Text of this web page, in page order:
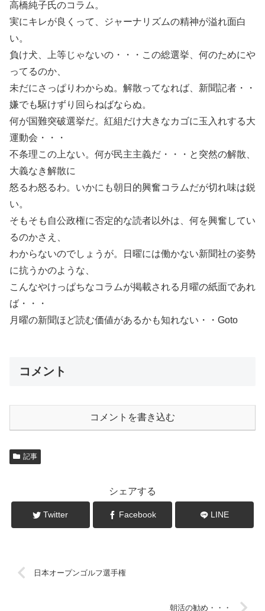
高橋純子氏のコラム。
実にキレが良くって、ジャーナリズムの精神が溢れ面白
い。
負け犬、上等じゃないの・・・この総選挙、何のためにや
ってるのか、
未だにさっぱりわからぬ。解散ってなれば、新聞記者・・
嫌でも駆けずり回らねばならぬ。
何が国難突破選挙だ。紅組だけ大きなカゴに玉入れする大
運動会・・・
不条理この上ない。何が民主主義だ・・・と突然の解散、
大義なき解散に
怒るわ怒るわ。いかにも朝日的興奮コラムだが切れ味は鋭
い。
そもそも自公政権に否定的な読者以外は、何を興奮してい
るのかさえ、
わからないのでしょうが。日曜には働かない新聞社の姿勢
に抗うかのような、
こんなやけっぱちなコラムが掲載される月曜の紙面であれ
ば・・・
月曜の新聞ほど読む価値があるかも知れない・・Goto
コメント
コメントを書き込む
記事
シェアする
Twitter Facebook LINE
日本オープンゴルフ選手権
朝活の勧め・・・